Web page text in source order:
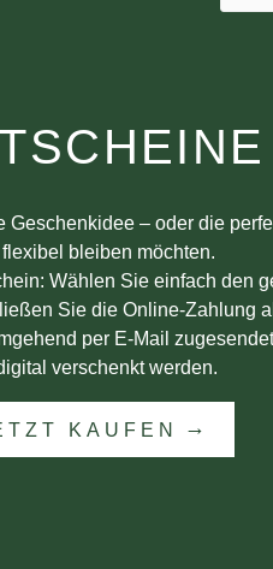
– oder die
bleiben möchten.
Wählen Sie einfach den
Sie die Online-Zahlung
per E-Mail
verschenkt werden.
KAUFEN